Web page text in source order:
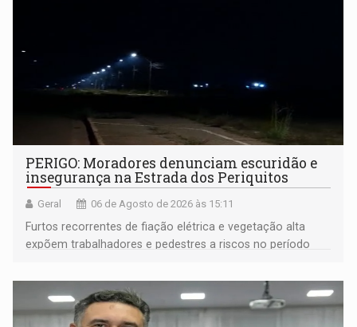
PERIGO: Moradores denunciam escuridão e
insegurança na Estrada dos Periquitos
Geral 06 de Agosto de 2026 às 15:11
Furtos recorrentes de fiação elétrica e vegetação alta
expõem trabalhadores e pedestres a riscos no período